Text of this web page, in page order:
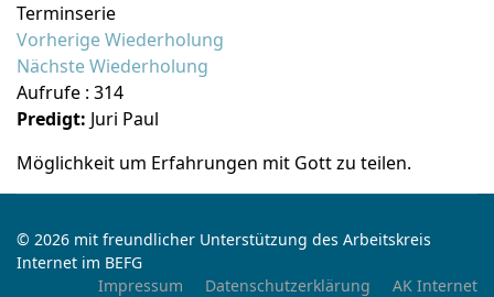
Terminserie
Vorherige Wiederholung
Nächste Wiederholung
Aufrufe : 314
Predigt: Juri Paul
Möglichkeit um Erfahrungen mit Gott zu teilen.
© 2026 mit freundlicher Unterstützung des Arbeitskreis
Internet im BEFG
Impressum
Datenschutzerklärung AK Internet